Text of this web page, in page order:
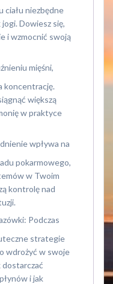
ciału niezbędne
Dowiesz się,
i wzmocnić swoją
mięśni,
koncentrację.
większą
w praktyce
wpływa na
pokarmowego,
w Twoim
kontrolę nad
Podczas
strategie
wdrożyć w swoje
dostarczać
i jak